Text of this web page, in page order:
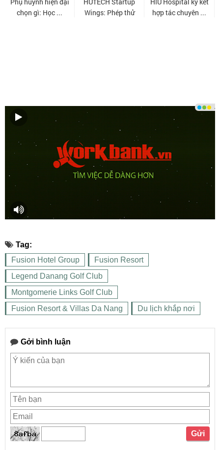
Tag:
Fusion Hotel Group
Fusion Resort
Legend Danang Golf Club
Montgomerie Links Golf Club
Fusion Resort & Villas Da Nang
Du lịch khắp nơi
Gởi bình luận